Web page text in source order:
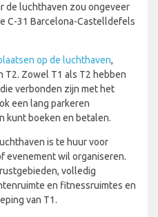
de luchthaven zou ongeveer
C-31 Barcelona-Castelldefels
op de luchthaven,
T2. Zowel T1 als T2 hebben
verbonden zijn met het
een lang parkeren
kunt boeken en betalen.
is te huur voor
evenement wil organiseren.
volledig
en fitnessruimtes en
van T1.